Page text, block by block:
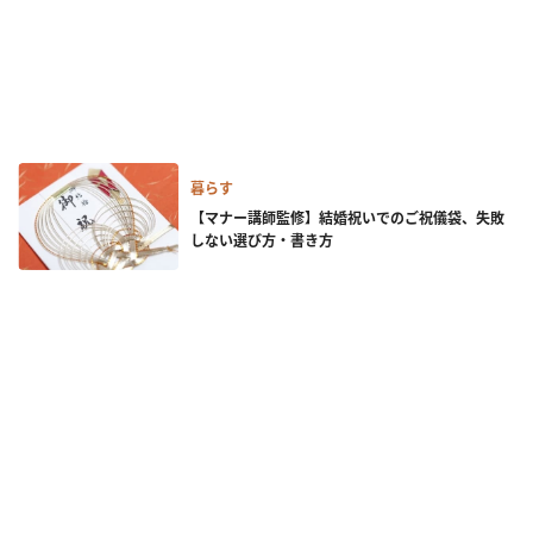
暮らす
【マナー講師監修】結婚祝いでのご祝儀袋、失敗
しない選び方・書き方